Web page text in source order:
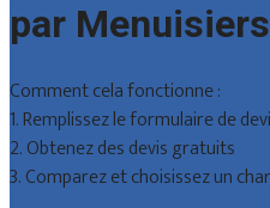
par
Comment cela fonctionne :
1. Remplissez le formulaire de
2. Obtenez des devis gratuits
3. Comparez et choisissez un